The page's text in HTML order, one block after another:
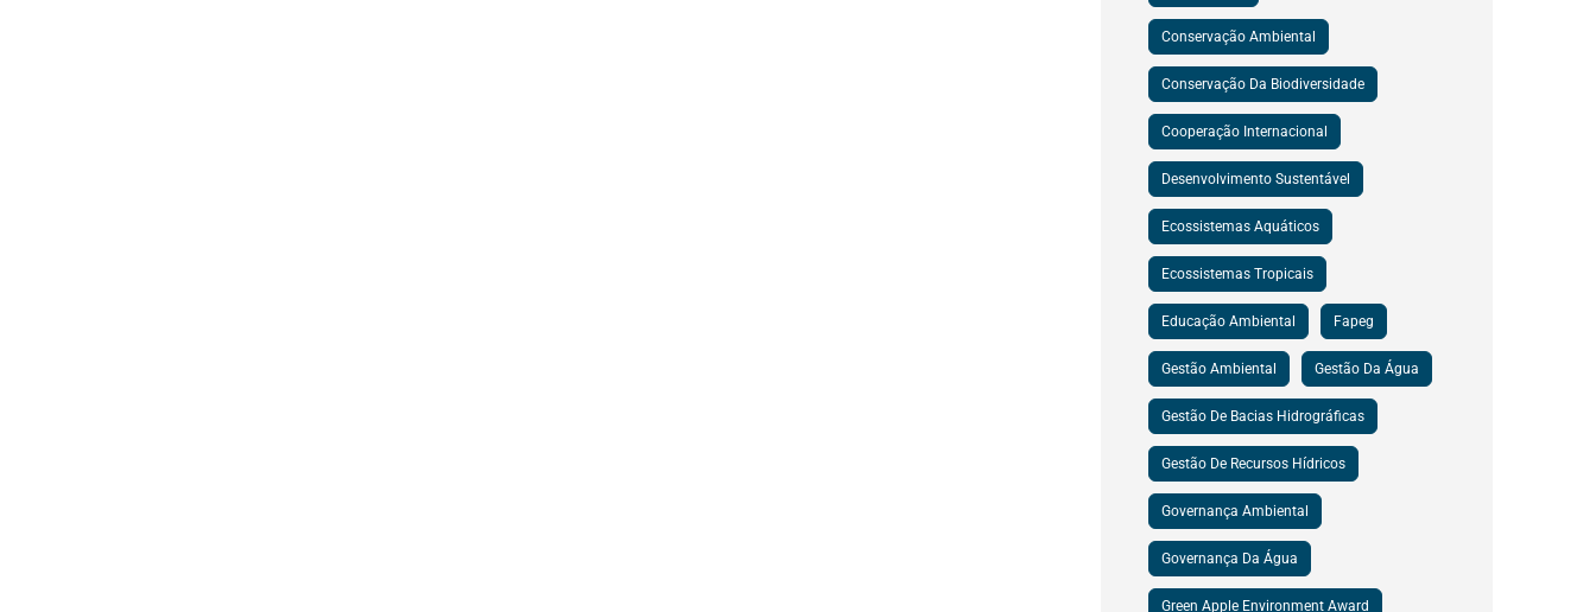
Conservação Ambiental
Conservação Da Biodiversidade
Cooperação Internacional
Desenvolvimento Sustentável
Ecossistemas Aquáticos
Ecossistemas Tropicais
Educação Ambiental Fapeg
Gestão Ambiental Gestão Da Água
Gestão De Bacias Hidrográficas
Gestão De Recursos Hídricos
Governança Ambiental
Governança Da Água
Green Apple Environment Award